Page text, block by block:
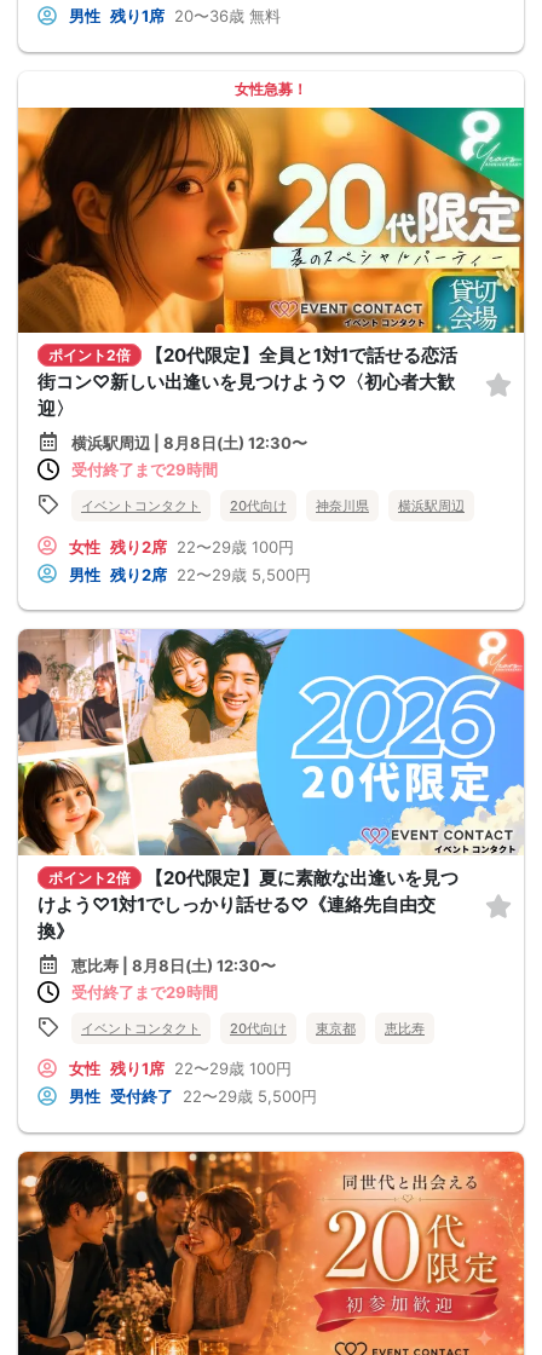
男性 残り1席 20〜36歳 無料
女性急募！
ポイント2倍
【20代限定】全員と1対1で話せる恋活
街コン♡新しい出逢いを見つけよう♡〈初心者大歓
迎〉
横浜駅周辺 | 8月8日(土) 12:30〜
受付終了まで29時間
イベントコンタクト 20代向け 神奈川県 横浜駅周辺
女性 残り2席 22〜29歳 100円
男性 残り2席 22〜29歳 5,500円
ポイント2倍
【20代限定】夏に素敵な出逢いを見つ
けよう♡1対1でしっかり話せる♡《連絡先自由交
換》
恵比寿 | 8月8日(土) 12:30〜
受付終了まで29時間
イベントコンタクト 20代向け 東京都 恵比寿
女性 残り1席 22〜29歳 100円
男性 受付終了 22〜29歳 5,500円